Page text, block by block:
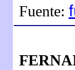
Fuente: